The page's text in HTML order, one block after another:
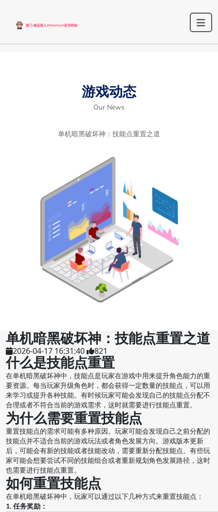
游戏动态
Our News
单机暗黑破坏神：技能点重置之道
单机暗黑破坏神：技能点重置之道
2026-04-17 16:31:40 821
什么是技能点重置
在单机暗黑破坏神中，技能点是玩家在游戏中用来提升角色能力的重
要资源。每当玩家升级角色时，都会获得一定数量的技能点，可以用
来学习或提升各种技能。有时候玩家可能会发现自己的技能点分配不
合理或者不符合当前的游戏需求，这时就需要进行技能点重置。
为什么需要重置技能点
重置技能点的需求可能有多种原因。玩家可能会发现自己之前分配的
技能点并不适合当前的游戏玩法或者角色发展方向。游戏版本更新
后，可能会有新的技能或者技能改动，需要重新分配技能点。有些玩
家可能会想要尝试不同的技能组合或者重新规划角色发展路径，这时
也需要进行技能点重置。
如何重置技能点
在单机暗黑破坏神中，玩家可以通过以下几种方式来重置技能点：
1. 任务奖励：